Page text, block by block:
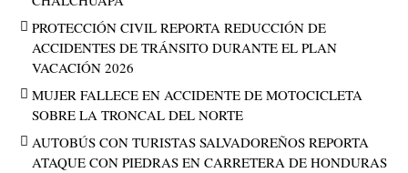
PROTECCIÓN CIVIL REPORTA REDUCCIÓN DE
ACCIDENTES DE TRÁNSITO DURANTE EL PLAN
VACACIÓN 2026
MUJER FALLECE EN ACCIDENTE DE MOTOCICLETA
SOBRE LA TRONCAL DEL NORTE
AUTOBÚS CON TURISTAS SALVADOREÑOS REPORTA
ATAQUE CON PIEDRAS EN CARRETERA DE HONDURAS